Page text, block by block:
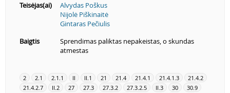
Teisėjas(ai)
Alvydas Poškus
Nijolė Piškinaitė
Gintaras Pečiulis
Baigtis
Sprendimas paliktas nepakeistas, o skundas
atmestas
2 2.1 2.1.1 II II.1 21 21.4 21.4.1 21.4.1.3
21.4.2
21.4.2.7
II.2 27 27.3 27.3.2 27.3.2.5 II.3 30
30.9